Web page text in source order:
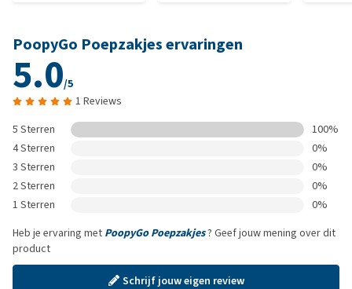
PoopyGo Poepzakjes ervaringen
5.0/5
1 Reviews
5 Sterren
100%
4 Sterren
0%
3 Sterren
0%
2 Sterren
0%
1 Sterren
0%
Heb je ervaring met PoopyGo Poepzakjes? Geef jouw mening over dit
product
Schrijf jouw eigen review